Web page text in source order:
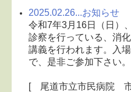
2025.02.26...お知らせ
令和7年3月16日（日）
診察を行っている、消
講義を行われます。入
で、是非ご参加下さい。
[ 尾道市立市民病院